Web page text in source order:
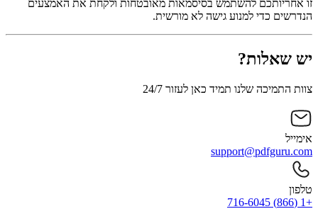
זו אחריותכם להשתמש בסיסמאות מאובטחות ולקחת את האמצעים
הנדרשים כדי למנוע גישה לא מורשית.
יש שאלות?
צוות התמיכה שלנו תמיד כאן לעזור 24/7
אימייל
support@pdfguru.com
טלפון
+1 (866) 716-6045